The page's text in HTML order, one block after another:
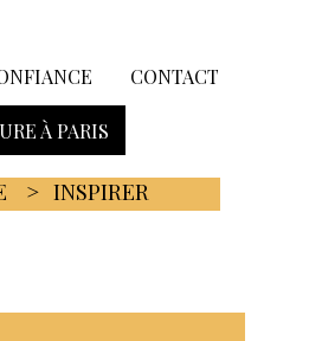
CONTACT
À PARIS
INSPIRER